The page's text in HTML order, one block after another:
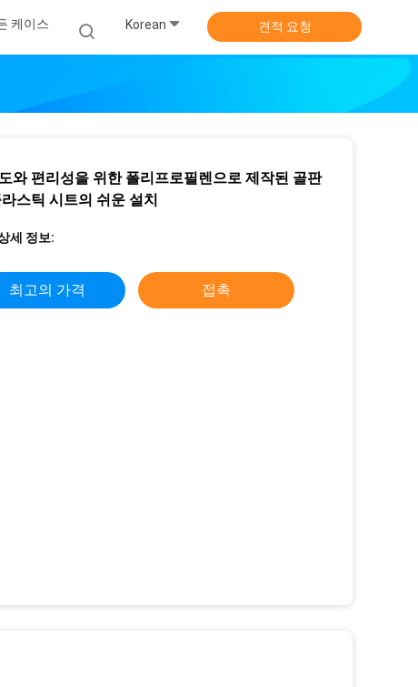
케이스 Korean 견적 요청
와 편리성을 위한 폴리프로필렌으로 제작된 골판
스틱 시트의 쉬운 설치
세 정보:
최고의 가격 접촉